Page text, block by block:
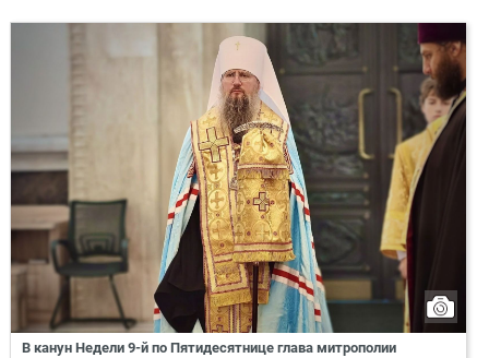
В канун Недели 9-й по Пятидесятнице глава митрополии